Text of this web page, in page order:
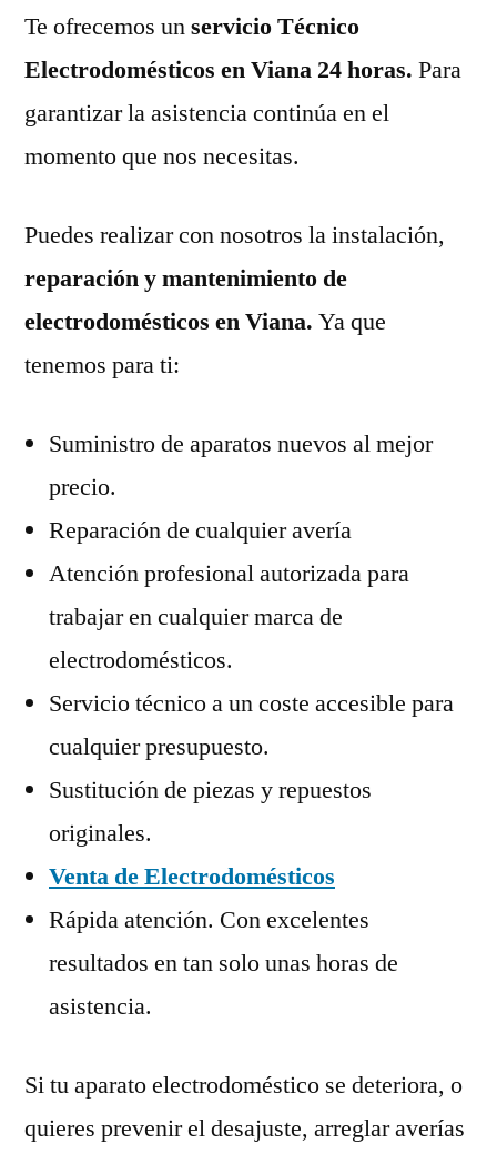
Te ofrecemos unservicio Técnico
Electrodomésticos en Viana 24 horas. Para
garantizar la asistencia continúa en el
momento que nos necesitas.
Puedes realizar con nosotros la instalación,
reparación y mantenimiento de
electrodomésticos en Viana. Ya que
tenemos para ti:
Suministro de aparatos nuevos al mejor
precio.
Reparación de cualquier avería
Atención profesional autorizada para
trabajar en cualquier marca de
electrodomésticos.
Servicio técnico a un coste accesible para
cualquier presupuesto.
Sustitución de piezas y repuestos
originales.
Venta de Electrodomésticos
Rápida atención. Con excelentes
resultados en tan solo unas horas de
asistencia.
Si tu aparato electrodoméstico se deteriora, o
quieres prevenir el desajuste, arreglar averías